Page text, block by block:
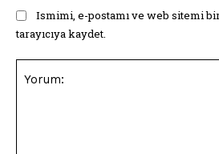
Ismimi, e-postamı ve web sitemi
tarayıcıya kaydet.